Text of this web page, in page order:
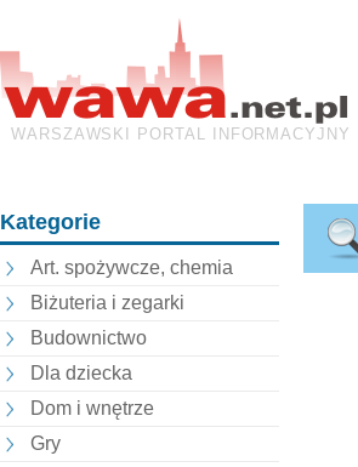
WARSZAWSKI PORTAL INFORMACYJNY
Kategorie
Art. spożywcze, chemia
Biżuteria i zegarki
Budownictwo
Dla dziecka
Dom i wnętrze
Gry